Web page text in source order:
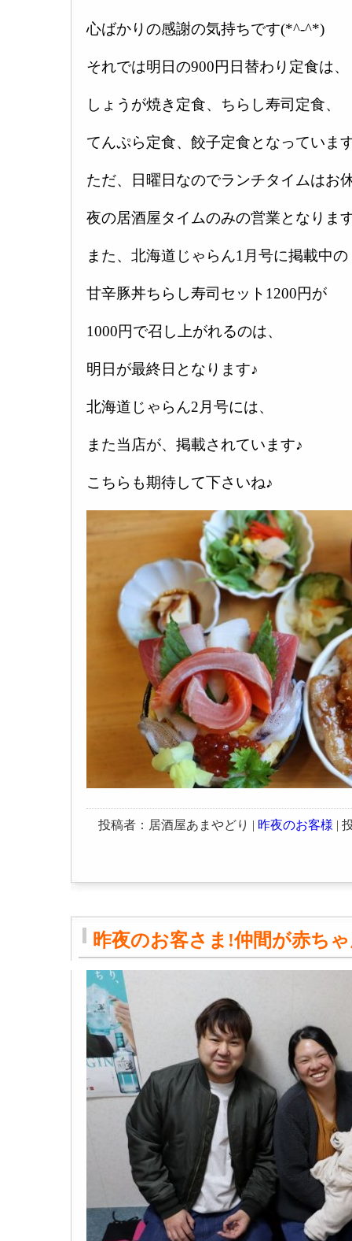
心ばかりの感謝の気持ちです(*^-^*)
それでは明日の900円日替わり定食は、
しょうが焼き定食、ちらし寿司定食、
てんぷら定食、餃子定食となっていま
ただ、日曜日なのでランチタイムはお
夜の居酒屋タイムのみの営業となりま
また、北海道じゃらん1月号に掲載中の
甘辛豚丼ちらし寿司セット1200円が
1000円で召し上がれるのは、
明日が最終日となります♪
北海道じゃらん2月号には、
また当店が、掲載されています♪
こちらも期待して下さいね♪
投稿者：居酒屋あまやどり | 昨夜のお客様 |
昨夜のお客さま!仲間が赤ち